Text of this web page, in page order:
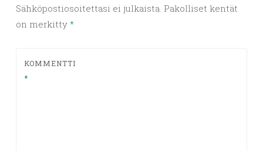
Sähköpostiosoitettasi ei julkaista. Pakolliset kentät
on merkitty *
KOMMENTTI
*